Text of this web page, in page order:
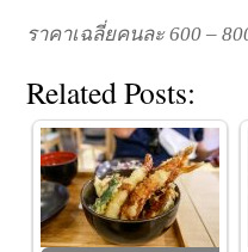
ราคาเฉลี่ยคนละ 600 –
Related Posts: